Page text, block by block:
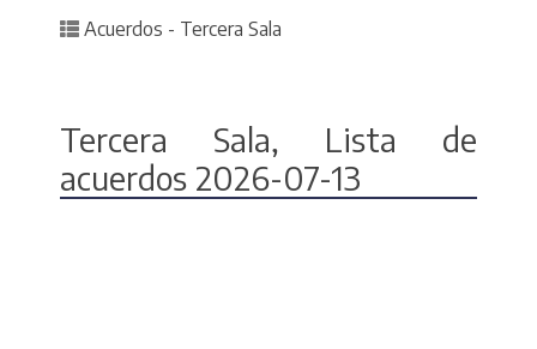
Posted in
Acuerdos - Tercera Sala
Tercera Sala, Lista de
acuerdos 2026-07-13